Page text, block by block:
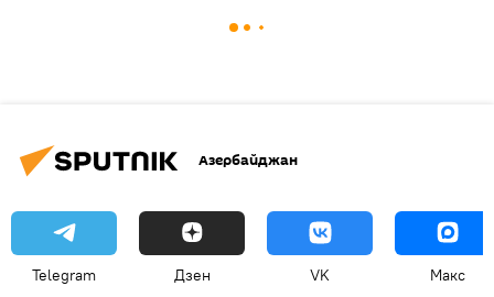
Азербайджан
Telegram Дзен VK Макс